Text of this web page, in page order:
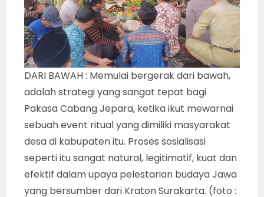
DARI BAWAH : Memulai bergerak dari bawah,
adalah strategi yang sangat tepat bagi
Pakasa Cabang Jepara, ketika ikut mewarnai
sebuah event ritual yang dimiliki masyarakat
desa di kabupaten itu. Proses sosialisasi
seperti itu sangat natural, legitimatif, kuat dan
efektif dalam upaya pelestarian budaya Jawa
yang bersumber dari Kraton Surakarta. (foto :